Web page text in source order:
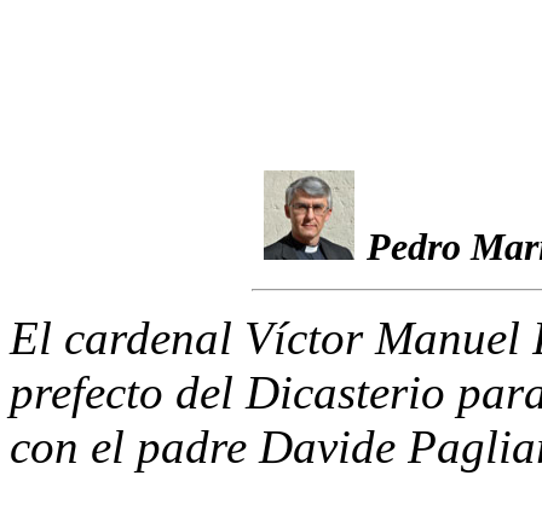
Pedro
El cardenal Víctor Manuel
prefecto del Dicasterio
con el padre Davide